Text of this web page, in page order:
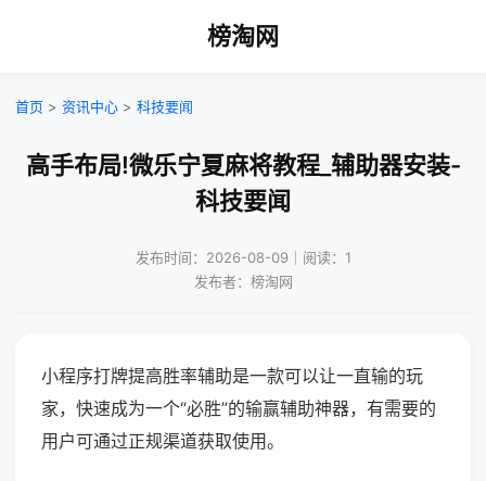
榜淘网
首页 > 资讯中心 > 科技要闻
高手布局!微乐宁夏麻将教程_辅助器安装-
科技要闻
发布时间：2026-08-09｜阅读：1
发布者：榜淘网
小程序打牌提高胜率辅助是一款可以让一直输的玩
家，快速成为一个“必胜”的输赢辅助神器，有需要的
用户可通过正规渠道获取使用。